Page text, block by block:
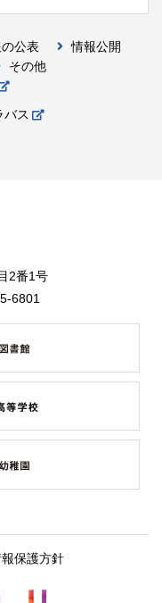
公表
情報公開
その他
バス
2番1号
6801
保護方針